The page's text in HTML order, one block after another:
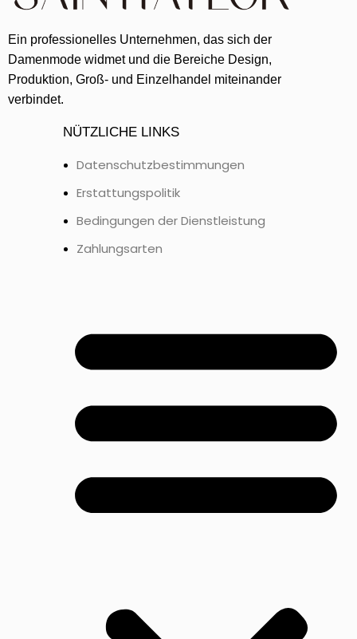
Ein professionelles Unternehmen, das sich der
Damenmode widmet und die Bereiche Design,
Produktion, Groß- und Einzelhandel miteinander
verbindet.
NÜTZLICHE LINKS
Datenschutzbestimmungen
Erstattungspolitik
Bedingungen der Dienstleistung
Zahlungsarten